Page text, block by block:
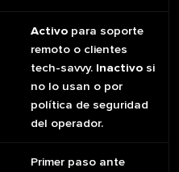
Activo para soporte
remoto o clientes
tech-savvy. Inactivo si
no lo usan o por
política de seguridad
del operador.
Primer paso ante